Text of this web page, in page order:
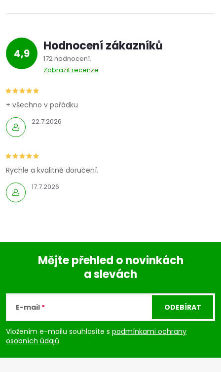
4,9 Hodnocení zákazníků
172 hodnocení
Zobrazit recenze
22.7.2026
+ všechno v pořádku
17.7.2026
Rychle a kvalitně doručení.
p
a
Mějte přehled o novinkách
a slevách
E-mail
Vložením e-mailu souhlasíte s podmínkami ochrany
osobních údajů
ODEBÍRAT